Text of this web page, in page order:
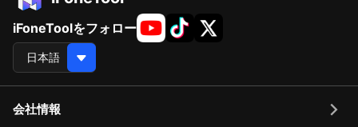
iFoneToolをフォロー
会社情報